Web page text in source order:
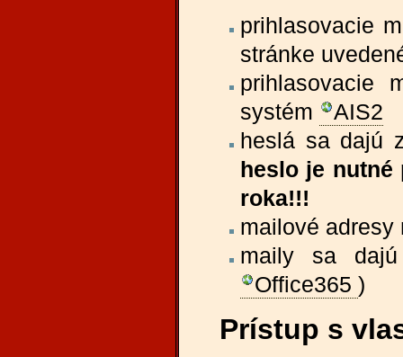
prihlasovacie
stránke
prihlasovacie
systém
AIS2
heslá sa dajú
heslo je nutné
roka!!!
mailové
maily sa
Office365 )
Prístup s